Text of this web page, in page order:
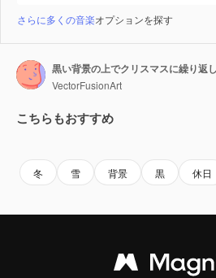
さらに多くの音楽オプションを探す
VectorFusionArt
こちらもおすすめ
冬 雪 背景 黒 休日